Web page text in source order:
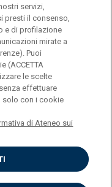
Largo A.
servizi,
presti il consenso,
e di profilazione
mirate a
Puoi
(ACCETTA
le scelte
effettuare
solo con i cookie
di Ateneo sui